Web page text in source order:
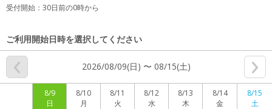
受付開始： 30日前の0時から
ご利用開始日時を選択してください
2026/08/09(日) 〜 08/15(土)
8/9
日
8/10
月
8/11
火
8/12
水
8/13
木
8/14
金
8/15
土